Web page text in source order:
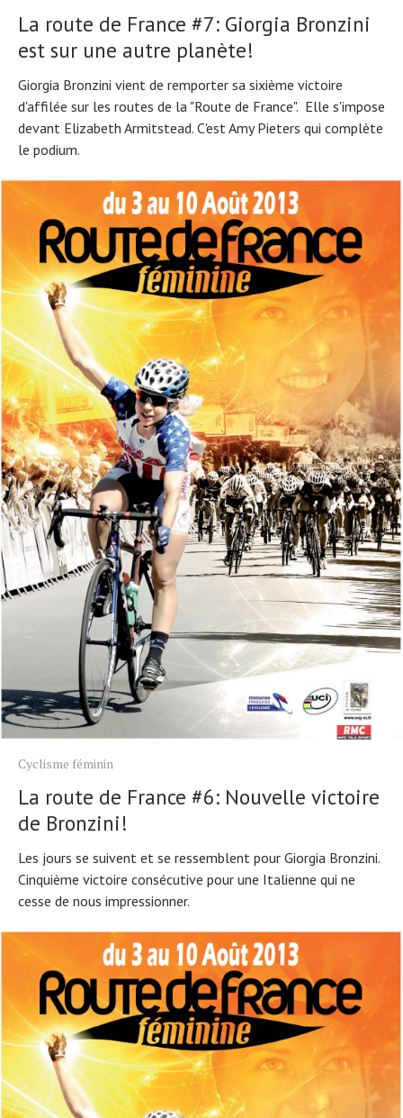
La route de France #7: Giorgia Bronzini
est sur une autre planète!
Giorgia Bronzini vient de remporter sa sixième victoire
d'affilée sur les routes de la "Route de France". Elle s'impose
devant Elizabeth Armitstead. C'est Amy Pieters qui complète
le podium.
Cyclisme féminin
La route de France #6: Nouvelle victoire
de Bronzini!
Les jours se suivent et se ressemblent pour Giorgia Bronzini.
Cinquième victoire consécutive pour une Italienne qui ne
cesse de nous impressionner.